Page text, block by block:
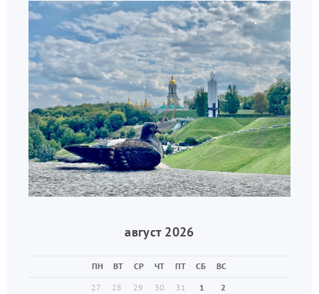
август 2026
ПН ВТ СР ЧТ ПТ СБ
ВС
27
28 29 30 31 1
2